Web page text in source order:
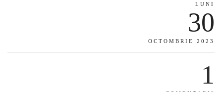
LUNI
30
OCTOMBRIE 2023
1